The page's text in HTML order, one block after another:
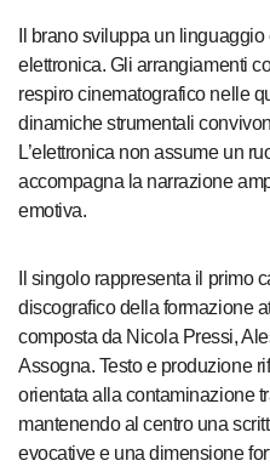
Il brano sviluppa un
elettronica. Gli arrangiamenti
respiro cinematografico nelle
dinamiche strumentali
L’elettronica non assume un
accompagna la narrazione
emotiva.
Il singolo rappresenta il primo
discografico della formazione
composta da Nicola Pressi,
Assogna. Testo e produzione
orientata alla contaminazione
mantenendo al centro una
evocative e una dimensione